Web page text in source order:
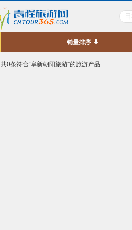
销量排序
共0条符合“阜新朝阳旅游”的旅游产品